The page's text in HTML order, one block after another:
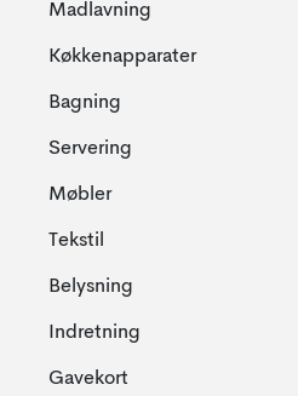
Madlavning
Køkkenapparater
Bagning
Servering
Møbler
Tekstil
Belysning
Indretning
Gavekort